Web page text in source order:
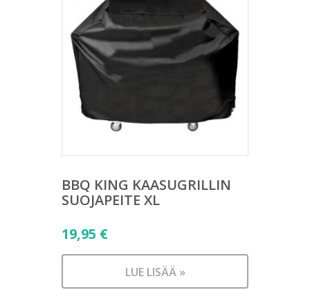
BBQ KING KAASUGRILLIN
SUOJAPEITE XL
19,95 €
LUE LISÄÄ »